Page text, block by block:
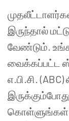
இருந்தால்
வேண்டும்.
வைக்கப்பட்ட
எ.பி.சி.